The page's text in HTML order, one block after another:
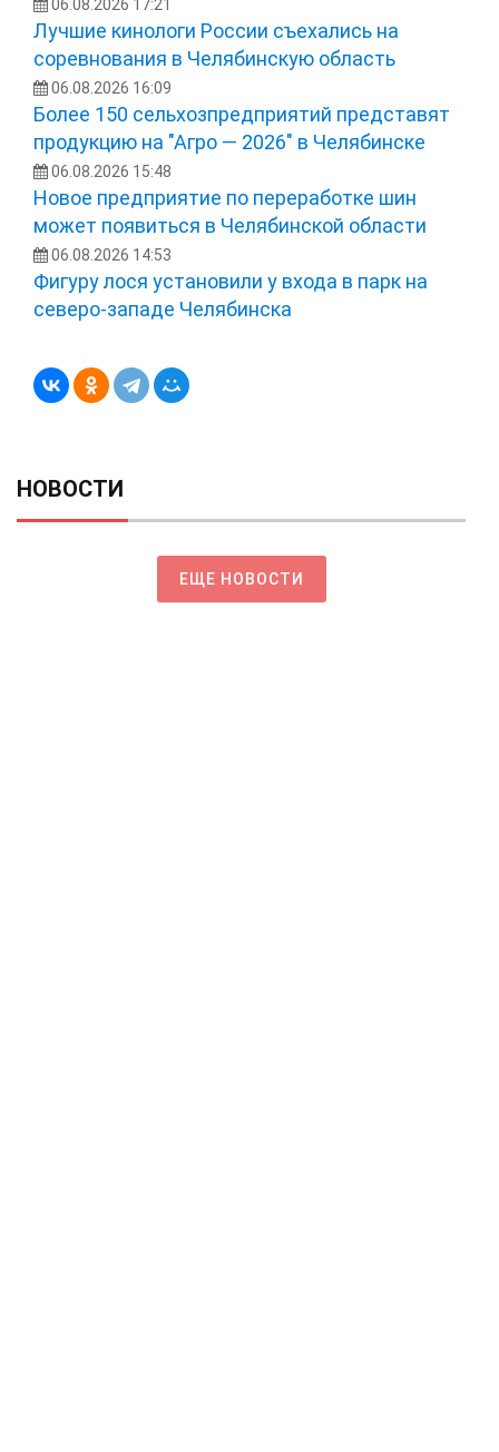
06.08.2026 17:21
Лучшие кинологи России съехались на
соревнования в Челябинскую область
06.08.2026 16:09
Более 150 сельхозпредприятий представят
продукцию на "Агро — 2026" в Челябинске
06.08.2026 15:48
Новое предприятие по переработке шин
может появиться в Челябинской области
06.08.2026 14:53
Фигуру лося установили у входа в парк на
северо-западе Челябинска
НОВОСТИ
ЕЩЕ НОВОСТИ